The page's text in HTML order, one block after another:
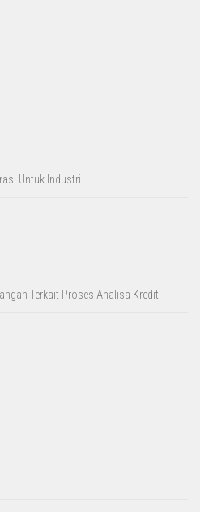
Untuk Industri
Terkait Proses Analisa Kredit